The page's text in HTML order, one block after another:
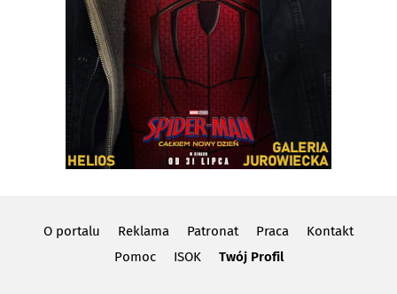
O portalu Reklama Patronat Praca
Kontakt
Pomoc
ISOK Twój Profil